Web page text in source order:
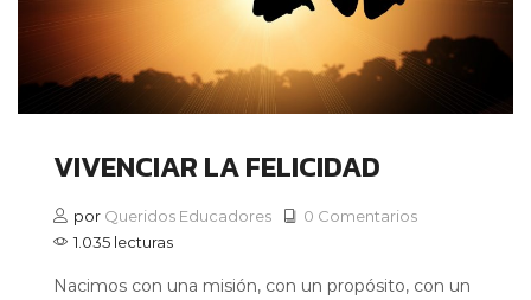
VIVENCIAR LA FELICIDAD
por Queridos Educadores
0 Comentarios
1.035 lecturas
Nacimos con una misión, con un propósito, con un